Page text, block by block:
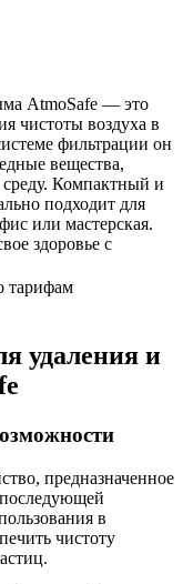
AtmoSafe — это
чистоты воздуха в
фильтрации он
вещества,
Компактный и
подходит для
или мастерская.
здоровье с
тарифам
удаления и
предназначенное
в
чистоту